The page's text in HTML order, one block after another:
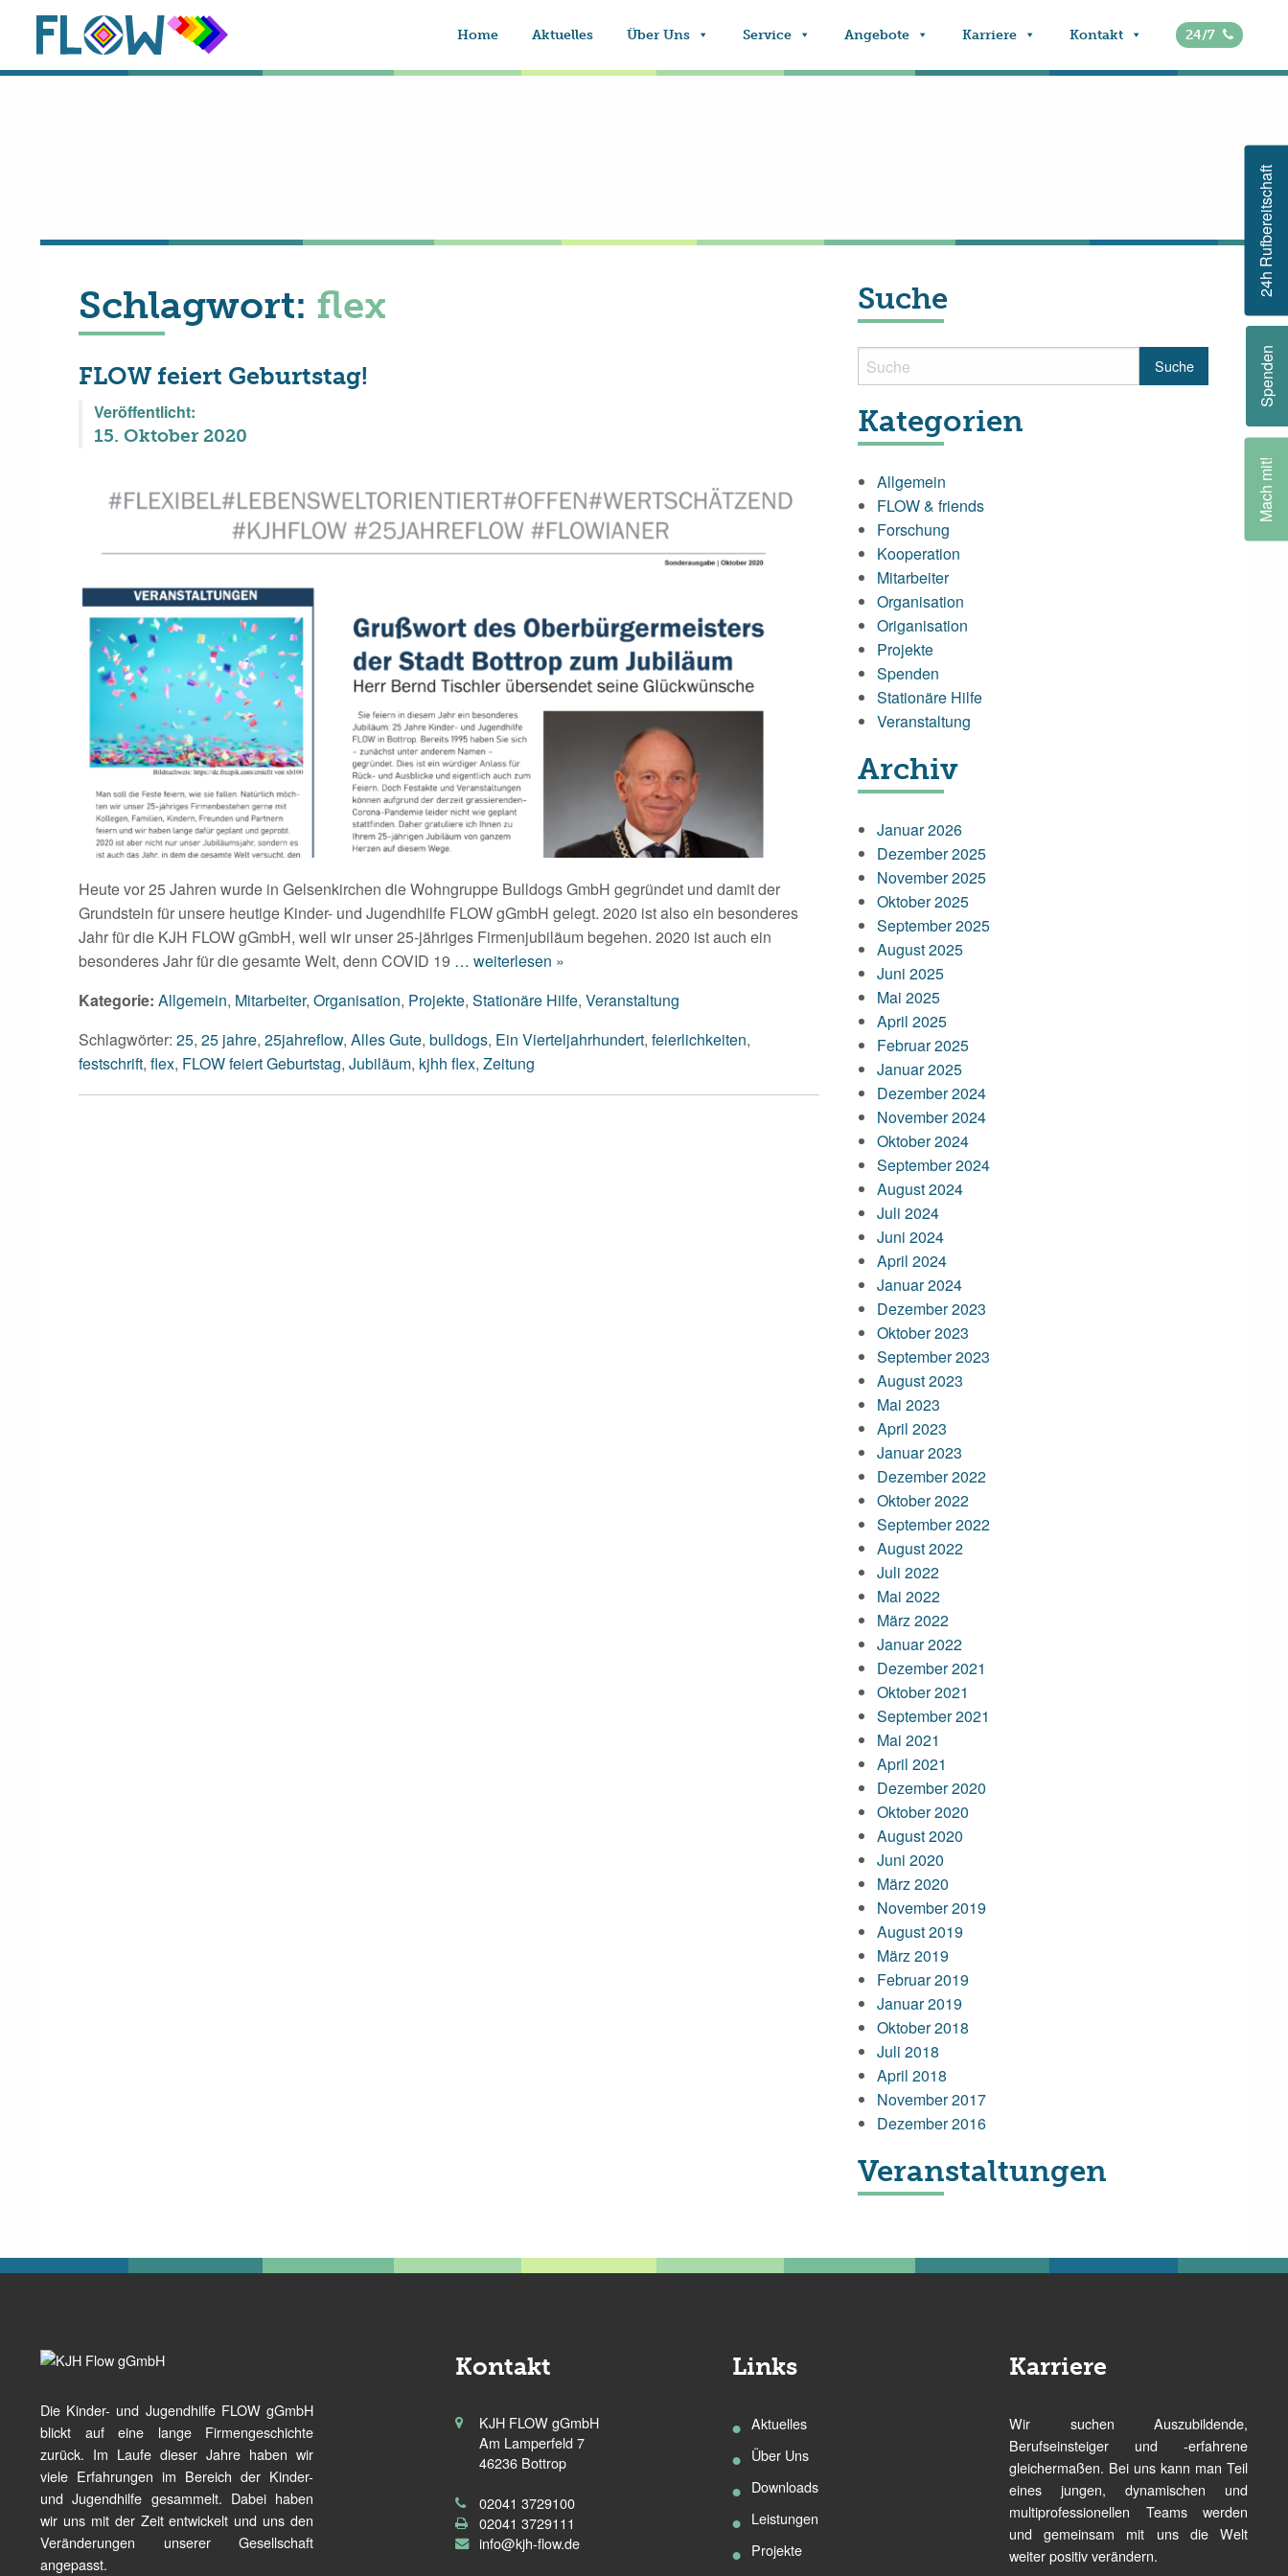
24h Rufbereitschaft
Spenden
Mach mit!
Home Aktuelles Über Uns Service Angebote Karriere Kontakt 24/7
Schlagwort: flex
FLOW feiert Geburtstag!
Veröffentlicht:
15. Oktober 2020
Heute vor 25 Jahren wurde in Gelsenkirchen die Wohngruppe Bulldogs GmbH gegründet und damit der
Grundstein für unsere heutige Kinder- und Jugendhilfe FLOW gGmbH gelegt. 2020 ist also ein besonderes
Jahr für die KJH FLOW gGmbH, weil wir unser 25-jähriges Firmenjubiläum begehen. 2020 ist auch ein
besonderes Jahr für die gesamte Welt, denn COVID 19 … weiterlesen »
Kategorie: Allgemein, Mitarbeiter, Organisation, Projekte, Stationäre Hilfe, Veranstaltung
Schlagwörter: 25, 25 jahre, 25jahreflow, Alles Gute, bulldogs, Ein Vierteljahrhundert, feierlichkeiten,
festschrift, flex, FLOW feiert Geburtstag, Jubiläum, kjhh flex, Zeitung
Suche
Kategorien
Allgemein
FLOW & friends
Forschung
Kooperation
Mitarbeiter
Organisation
Origanisation
Projekte
Spenden
Stationäre Hilfe
Veranstaltung
Archiv
Januar 2026
Dezember 2025
November 2025
Oktober 2025
September 2025
August 2025
Juni 2025
Mai 2025
April 2025
Februar 2025
Januar 2025
Dezember 2024
November 2024
Oktober 2024
September 2024
August 2024
Juli 2024
Juni 2024
April 2024
Januar 2024
Dezember 2023
Oktober 2023
September 2023
August 2023
Mai 2023
April 2023
Januar 2023
Dezember 2022
Oktober 2022
September 2022
August 2022
Juli 2022
Mai 2022
März 2022
Januar 2022
Dezember 2021
Oktober 2021
September 2021
Mai 2021
April 2021
Dezember 2020
Oktober 2020
August 2020
Juni 2020
März 2020
November 2019
August 2019
März 2019
Februar 2019
Januar 2019
Oktober 2018
Juli 2018
April 2018
November 2017
Dezember 2016
Veranstaltungen
Die Kinder- und Jugendhilfe FLOW gGmbH
blickt auf eine lange Firmengeschichte
zurück. Im Laufe dieser Jahre haben wir
viele Erfahrungen im Bereich der Kinder-
und Jugendhilfe gesammelt. Dabei haben
wir uns mit der Zeit entwickelt und uns den
Veränderungen unserer Gesellschaft
angepasst.
Kontakt
KJH FLOW gGmbH
Am Lamperfeld 7
46236 Bottrop
02041 3729100
02041 3729111
info@kjh-flow.de
Links
Aktuelles
Über Uns
Downloads
Leistungen
Projekte
Karriere
Wir suchen Auszubildende,
Berufseinsteiger und -erfahrene
gleichermaßen. Bei uns kann man Teil
eines jungen, dynamischen und
multiprofessionellen Teams werden
und gemeinsam mit uns die Welt
weiter positiv verändern.